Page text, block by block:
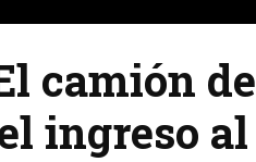
camión de
ingreso al